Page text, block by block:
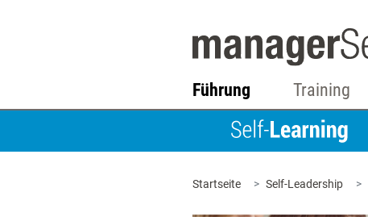
Führung Training
Startseite Self-Leadership